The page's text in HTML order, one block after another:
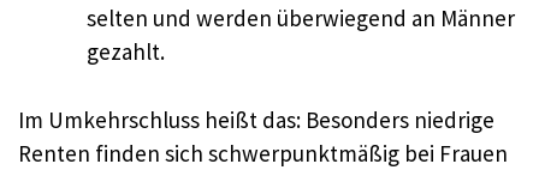
selten und werden überwiegend an Männer
gezahlt.
Im Umkehrschluss heißt das: Besonders niedrige
Renten finden sich schwerpunktmäßig bei Frauen